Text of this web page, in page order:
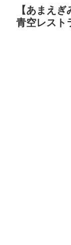
【あまえ
青空レスト